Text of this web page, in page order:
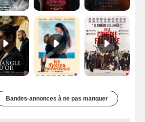
Le Triangle d'or Bande-annonce VF De la Comédie-Française Teaser VF
Bandes-annonces à ne pas manquer